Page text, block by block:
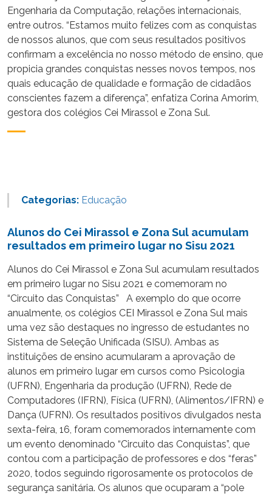
Engenharia da Computação, relações internacionais,
entre outros. “Estamos muito felizes com as conquistas
de nossos alunos, que com seus resultados positivos
confirmam a excelência no nosso método de ensino, que
propicia grandes conquistas nesses novos tempos, nos
quais educação de qualidade e formação de cidadãos
conscientes fazem a diferença”, enfatiza Corina Amorim,
gestora dos colégios Cei Mirassol e Zona Sul.
Categorias: Educação
Alunos do Cei Mirassol e Zona Sul acumulam
resultados em primeiro lugar no Sisu 2021
Alunos do Cei Mirassol e Zona Sul acumulam resultados
em primeiro lugar no Sisu 2021 e comemoram no
“Circuito das Conquistas” A exemplo do que ocorre
anualmente, os colégios CEI Mirassol e Zona Sul mais
uma vez são destaques no ingresso de estudantes no
Sistema de Seleção Unificada (SISU). Ambas as
instituições de ensino acumularam a aprovação de
alunos em primeiro lugar em cursos como Psicologia
(UFRN), Engenharia da produção (UFRN), Rede de
Computadores (IFRN), Física (UFRN), (Alimentos/IFRN) e
Dança (UFRN). Os resultados positivos divulgados nesta
sexta-feira, 16, foram comemorados internamente com
um evento denominado “Circuito das Conquistas”, que
contou com a participação de professores e dos “feras”
2020, todos seguindo rigorosamente os protocolos de
segurança sanitária. Os alunos que ocuparam a “pole